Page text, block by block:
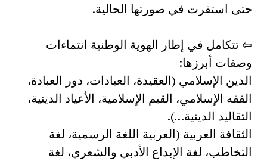
حتى استقرت في صورتها الحالية.
⇦ تتكامل في إطار الهوية الوطنية انتماءات
وصفات أبرزها:
الدين الإسلامي (العقيدة، العبادات، دور العبادة،
الفقه الإسلامي، القيم الإسلامية، الأعياد الدينية،
التقاليد الدينية…).
الثقافة العربية (العربية اللغة الرسمية، لغة
التخاطب، لغة الإبداع الأدبي والشعري، لغة